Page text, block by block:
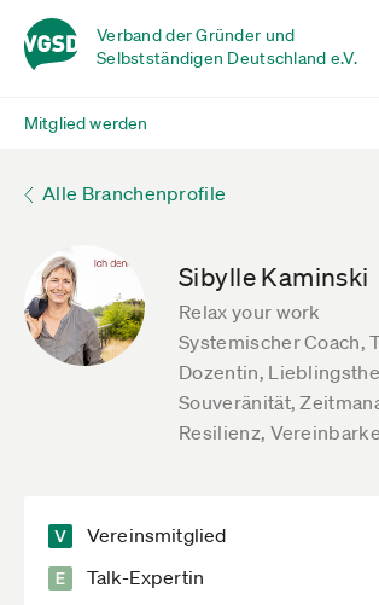
Verband der Gründer und
Selbstständigen Deutschland e.V.
Mitglied werden
Alle Branchenprofile
Sibylle Kaminski
Relax your work
Systemischer Coach,
Dozentin,
Souveränität,
Resilienz,
Vereinsmitglied
Talk-Expertin